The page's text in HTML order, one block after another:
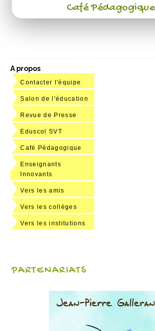
Café Pédagogique
A propos
Contacter l'équipe
Salon de l'éducation
Revue de Presse
Eduscol SVT
Café Pédagogique
Enseignants
Innovants
Vers les amis
Vers les collèges
Vers les institutions
PARTENARIATS